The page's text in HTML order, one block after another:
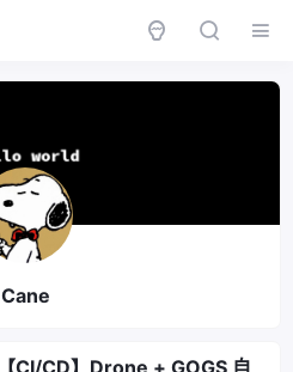
Cane
【CI/CD】Drone + GOGS 自